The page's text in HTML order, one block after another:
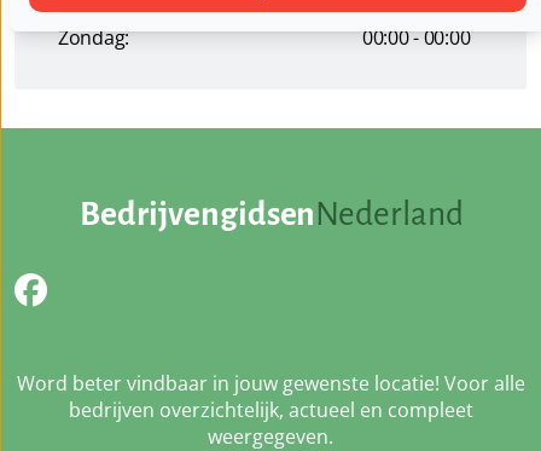
Zondag:
00:00 - 00:00
BedrijvengidsenNederland
Word beter vindbaar in jouw gewenste locatie! Voor alle
bedrijven overzichtelijk, actueel en compleet
weergegeven.